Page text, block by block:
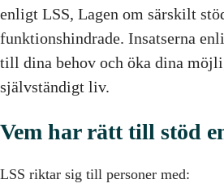
enligt LSS, Lagen om särskilt
funktionshindrade. Insatserna
till dina behov och öka dina
självständigt liv.
Vem har rätt till stöd
LSS riktar sig till personer med: